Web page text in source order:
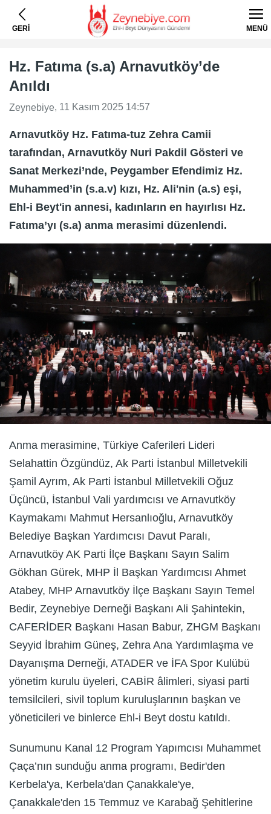
GERİ MENÜ
Hz. Fatıma (s.a) Arnavutköy’de
Anıldı
Zeynebiye, 11 Kasım 2025 14:57
​​​​​​​Arnavutköy Hz. Fatıma-tuz Zehra Camii
tarafından, Arnavutköy Nuri Pakdil Gösteri ve
Sanat Merkezi’nde, Peygamber Efendimiz Hz.
Muhammed’in (s.a.v) kızı, Hz. Ali'nin (a.s) eşi,
Ehl-i Beyt'in annesi, kadınların en hayırlısı Hz.
Fatıma’yı (s.a) anma merasimi düzenlendi.
Anma merasimine, Türkiye Caferileri Lideri
Selahattin Özgündüz, Ak Parti İstanbul Milletvekili
Şamil Ayrım, Ak Parti İstanbul Milletvekili Oğuz
Üçüncü, İstanbul Vali yardımcısı ve Arnavutköy
Kaymakamı Mahmut Hersanlıoğlu, Arnavutköy
Belediye Başkan Yardımcısı Davut Paralı,
Arnavutköy AK Parti İlçe Başkanı Sayın Salim
Gökhan Gürek, MHP İl Başkan Yardımcısı Ahmet
Atabey, MHP Arnavutköy İlçe Başkanı Sayın Temel
Bedir, Zeynebiye Derneği Başkanı Ali Şahintekin,
CAFERİDER Başkanı Hasan Babur, ZHGM Başkanı
Seyyid İbrahim Güneş, Zehra Ana Yardımlaşma ve
Dayanışma Derneği, ATADER ve İFA Spor Kulübü
yönetim kurulu üyeleri, CABİR âlimleri, siyasi parti
temsilcileri, sivil toplum kuruluşlarının başkan ve
yöneticileri ve binlerce Ehl-i Beyt dostu katıldı.
Sunumunu Kanal 12 Program Yapımcısı Muhammet
Çaça’nın sunduğu anma programı, Bedir'den
Kerbela'ya, Kerbela'dan Çanakkale'ye,
Çanakkale'den 15 Temmuz ve Karabağ Şehitlerine